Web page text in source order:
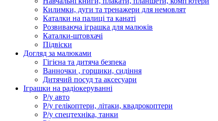
Килимки, дуги та тренажери для немовлят
Каталки на палиці та канаті
Розвиваюча іграшка для малюків
Каталки-штовхачі
Підвіски
Догляд за малюками
Гігієна та дитяча безпека
Ванночки , горщики, сидіння
Дитячий посуд та аксесуари
Іграшки на радіокеруванні
Р/у авто
Р/у гелікоптери, літаки, квадрокоптери
Р/у спецтехніка, танки